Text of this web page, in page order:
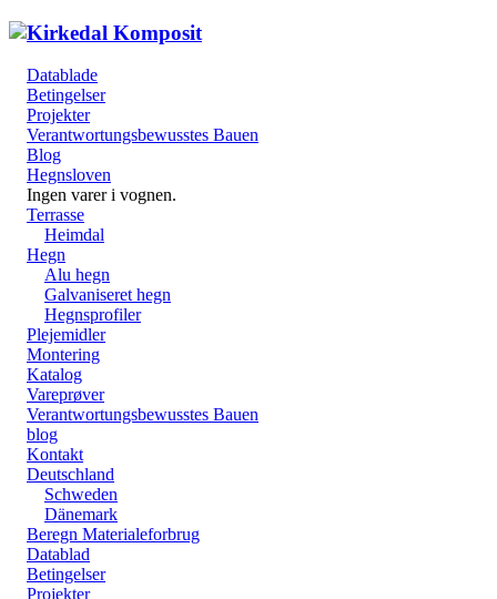
Datablade
Betingelser
Projekter
Verantwortungsbewusstes Bauen
Blog
Hegnsloven
Ingen varer i vognen.
Terrasse
Heimdal
Hegn
Alu hegn
Galvaniseret hegn
Hegnsprofiler
Plejemidler
Montering
Katalog
Vareprøver
Verantwortungsbewusstes Bauen
blog
Kontakt
Deutschland
Schweden
Dänemark
Beregn Materialeforbrug
Datablad
Betingelser
Projekter